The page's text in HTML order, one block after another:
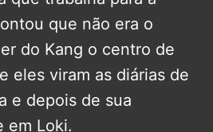
que não era o
do Kang o centro de
eles viram as diárias de
e depois de sua
em Loki.